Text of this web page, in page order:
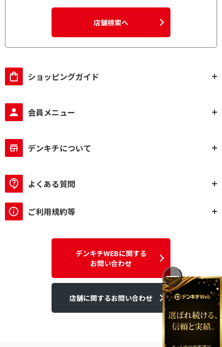
店舗検索へ
ショッピングガイド
会員メニュー
デンキチについて
よくある質問
ご利用規約等
デンキチWEBに関する
お問い合わせ
店舗に関するお問い合わせ